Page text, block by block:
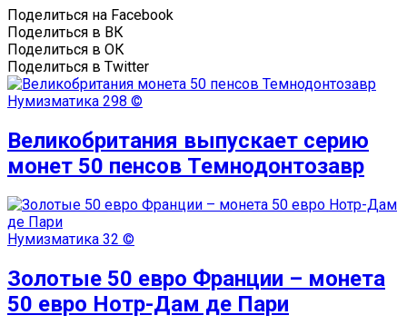
Поделиться на Facebook
Поделиться в ВК
Поделиться в ОК
Поделиться в Twitter
Нумизматика 298 ©
Великобритания выпускает серию
монет 50 пенсов Темнодонтозавр
Нумизматика 32 ©
Золотые 50 евро Франции – монета
50 евро Нотр-Дам де Пари